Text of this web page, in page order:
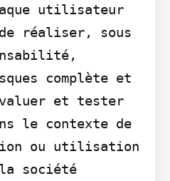
utilisateur
réaliser, sous
complète et
et tester
le contexte de
ou utilisation
société